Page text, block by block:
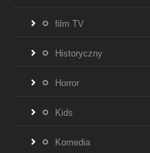
film TV
Historyczny
Horror
Kids
Komedia